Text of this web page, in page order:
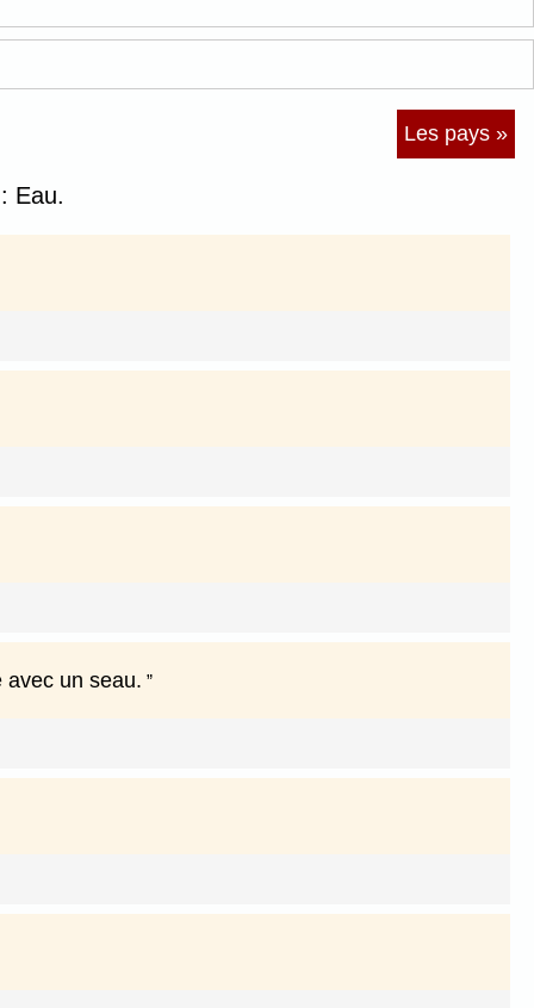
Les pays »
Eau.
avec un seau.